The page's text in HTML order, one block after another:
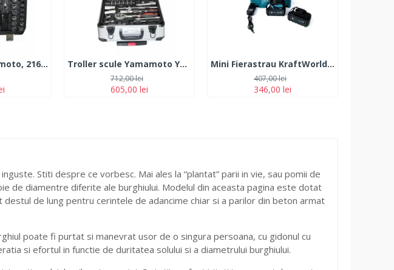
Trusa Chei Yamamoto, 216 piese Troller scule Yamamoto YM-399, 399 Piese
605,00 lei
712,00 lei
Mini Fierastrau KraftWorld GXT cu 2 Acumulatori, 38V, 10Ah, Lama 18 CM
346,00 lei
407,00 lei
Stiti despre ce vorbesc. Mai ales la “plantat” parii in vie, sau pomii de
de diamentre diferite ale burghiului. Modelul din aceasta pagina este dotat
de lung pentru cerintele de adancime chiar si a parilor din beton armat
poate fi purtat si manevrat usor de o singura persoana, cu gidonul cu
si efortul in functie de duritatea solului si a diametrului burghiului.